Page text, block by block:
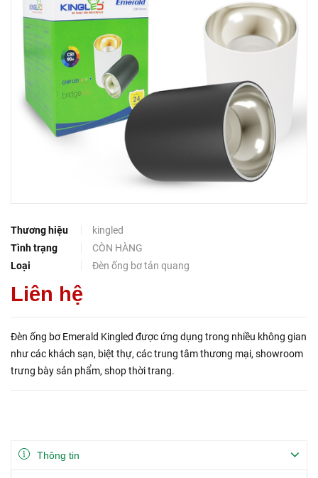
Thương hiệu
kingled
Tình trạng
CÒN HÀNG
Loại
Đèn ống bơ tản quang
Liên hệ
Đèn ống bơ Emerald Kingled được ứng dụng trong nhiều không gian
như các khách sạn, biệt thự, các trung tâm thương mại, showroom
trưng bày sản phẩm, shop thời trang.
Thông tin